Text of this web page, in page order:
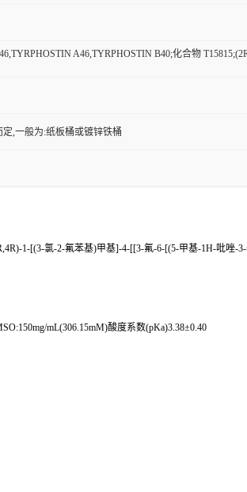
A46,TYRPHOSTIN B40;化合物
,一般为:纸板桶或镀锌铁桶
1-[(3-氯-2-氟苯基)甲基]-4-[[3-氟-6-[(5-甲基-1H-吡
mL(306.15mM)酸度系数(pKa)3.38±0.40